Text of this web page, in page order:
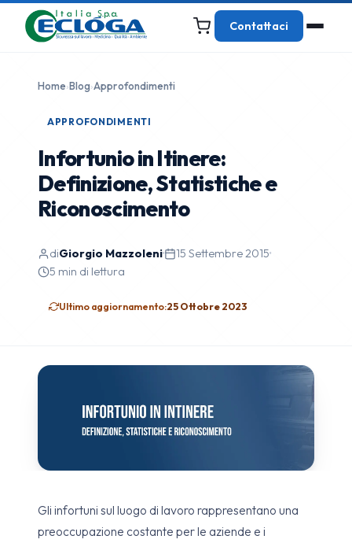
Contattaci
Home›Blog›Approfondimenti
APPROFONDIMENTI
Infortunio in Itinere:
Definizione, Statistiche e
Riconoscimento
diGiorgio Mazzoleni· 15 Settembre 2015·
5 min di lettura
Ultimo aggiornamento:25 Ottobre 2023
Gli infortuni sul luogo di lavoro rappresentano una
preoccupazione costante per le aziende e i